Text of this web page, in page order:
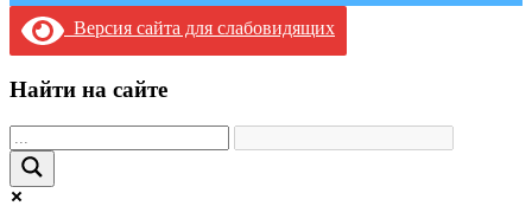
Версия сайта для слабовидящих
Найти на сайте